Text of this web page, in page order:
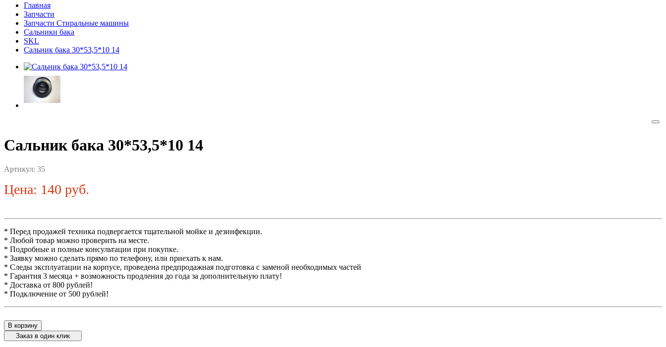
Главная
Запчасти
Запчасти Стиральные машины
Сальники бака
SKL
Сальник бака 30*53,5*10 14
Сальник бака 30*53,5*10 14
Артикул: 35
Цена: 140 руб.
* Перед продажей техника подвергается тщательной мойке и дезинфекции.
* Любой товар можно проверить на месте.
* Подробные и полные консультации при покупке.
* Заявку можно сделать прямо по телефону, или приехать к нам.
* Следы эксплуатации на корпусе, проведена предпродажная подготовка с заменой необходимых частей
* Гарантия 3 месяца + возможность продления до года за дополнительную плату!
* Доставка от 800 рублей!
* Подключение от 500 рублей!
В корзину
Заказ в один клик